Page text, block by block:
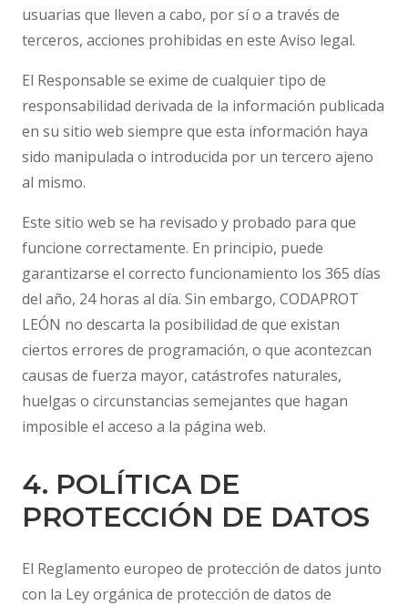
usuarias que lleven a cabo, por sí o a través de
terceros, acciones prohibidas en este Aviso legal.
El Responsable se exime de cualquier tipo de
responsabilidad derivada de la información publicada
en su sitio web siempre que esta información haya
sido manipulada o introducida por un tercero ajeno
al mismo.
Este sitio web se ha revisado y probado para que
funcione correctamente. En principio, puede
garantizarse el correcto funcionamiento los 365 días
del año, 24 horas al día. Sin embargo, CODAPROT
LEÓN no descarta la posibilidad de que existan
ciertos errores de programación, o que acontezcan
causas de fuerza mayor, catástrofes naturales,
huelgas o circunstancias semejantes que hagan
imposible el acceso a la página web.
4. POLÍTICA DE
PROTECCIÓN DE DATOS
El Reglamento europeo de protección de datos junto
con la Ley orgánica de protección de datos de